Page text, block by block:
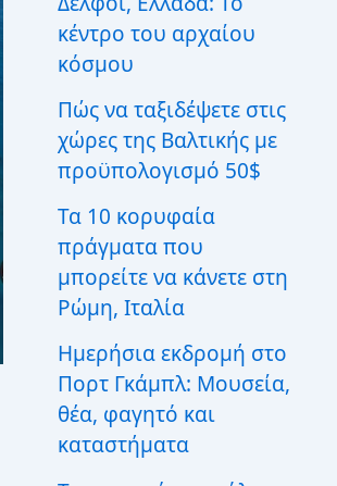
ι
α
κέντρο του αρχαίου
κόσμου
Πώς να ταξιδέψετε στις
χώρες της Βαλτικής με
προϋπολογισμό 50$
Τα 10 κορυφαία
πράγματα που
μπορείτε να κάνετε στη
Ρώμη, Ιταλία
Ημερήσια εκδρομή στο
Πορτ Γκάμπλ: Μουσεία,
θέα, φαγητό και
καταστήματα